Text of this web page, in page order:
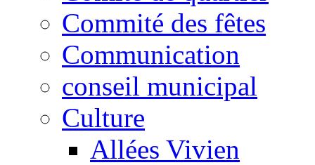
Commité des fêtes
Communication
conseil municipal
Culture
Allées Vivien